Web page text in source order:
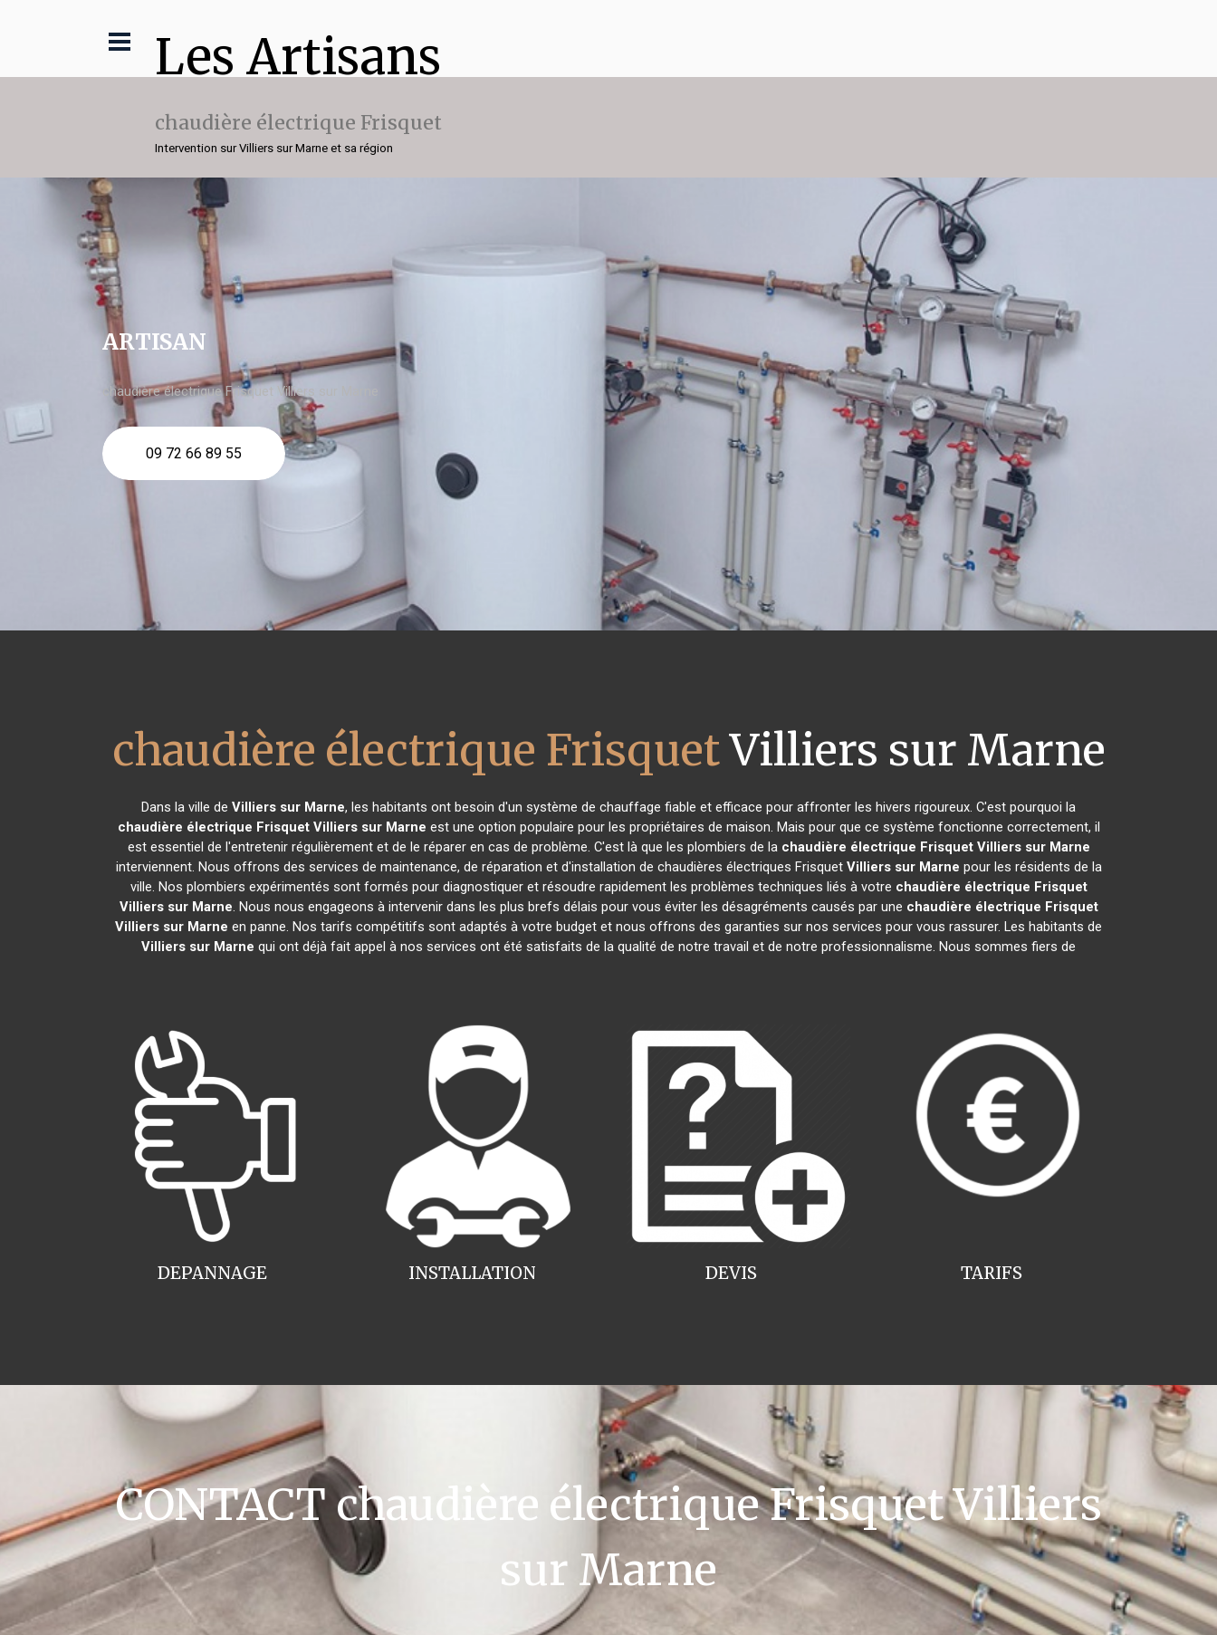
Les Artisans
chaudière électrique Frisquet
Intervention sur Villiers sur Marne et sa région
ARTISAN
chaudière électrique Frisquet Villiers sur Marne
09 72 66 89 55
chaudière électrique FrisquetVilliers sur Marne
Dans la ville de Villiers sur Marne, les habitants ont besoin d'un système de chauffage fiable et efficace pour affronter les hivers rigoureux. C'est pourquoi la
chaudière électrique Frisquet Villiers sur Marne est une option populaire pour les propriétaires de maison. Mais pour que ce système fonctionne correctement, il
est essentiel de l'entretenir régulièrement et de le réparer en cas de problème. C'est là que les plombiers de la chaudière électrique Frisquet Villiers sur Marne
interviennent. Nous offrons des services de maintenance, de réparation et d'installation de chaudières électriques Frisquet Villiers sur Marne pour les résidents de la
ville. Nos plombiers expérimentés sont formés pour diagnostiquer et résoudre rapidement les problèmes techniques liés à votre chaudière électrique Frisquet
Villiers sur Marne. Nous nous engageons à intervenir dans les plus brefs délais pour vous éviter les désagréments causés par une chaudière électrique Frisquet
Villiers sur Marne en panne. Nos tarifs compétitifs sont adaptés à votre budget et nous offrons des garanties sur nos services pour vous rassurer. Les habitants de
Villiers sur Marne qui ont déjà fait appel à nos services ont été satisfaits de la qualité de notre travail et de notre professionnalisme. Nous sommes fiers de
INSTALLATION
DEPANNAGE TARIFS
DEVIS
CONTACT chaudière électrique Frisquet Villiers
sur Marne